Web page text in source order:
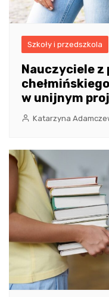
Szkoły i przedszkola
Nauczyciele z
w unijnym
Katarzyna